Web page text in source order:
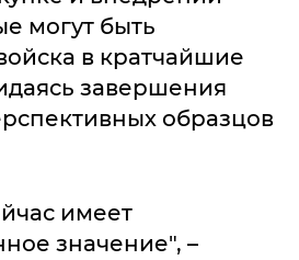
могут быть
в кратчайшие
завершения
образцов
имеет
значение", –